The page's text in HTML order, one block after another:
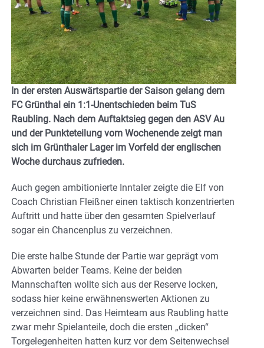
In der ersten Auswärtspartie der Saison gelang dem
FC Grünthal ein 1:1-Unentschieden beim TuS
Raubling. Nach dem Auftaktsieg gegen den ASV Au
und der Punkteteilung vom Wochenende zeigt man
sich im Grünthaler Lager im Vorfeld der englischen
Woche durchaus zufrieden.
Auch gegen ambitionierte Inntaler zeigte die Elf von
Coach Christian Fleißner einen taktisch konzentrierten
Auftritt und hatte über den gesamten Spielverlauf
sogar ein Chancenplus zu verzeichnen.
Die erste halbe Stunde der Partie war geprägt vom
Abwarten beider Teams. Keine der beiden
Mannschaften wollte sich aus der Reserve locken,
sodass hier keine erwähnenswerten Aktionen zu
verzeichnen sind. Das Heimteam aus Raubling hatte
zwar mehr Spielanteile, doch die ersten „dicken“
Torgelegenheiten hatten kurz vor dem Seitenwechsel